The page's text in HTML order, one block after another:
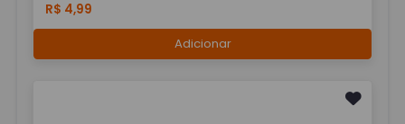
R$ 4,99
Adicionar